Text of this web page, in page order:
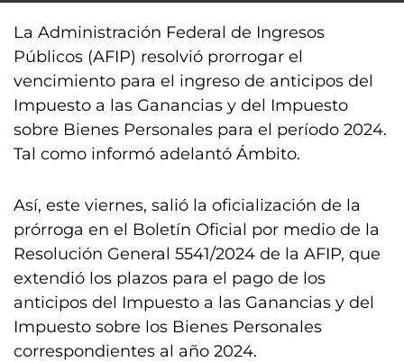
La Administración Federal de Ingresos
Públicos (AFIP) resolvió prorrogar el
vencimiento para el ingreso de anticipos del
Impuesto a las Ganancias y del Impuesto
sobre Bienes Personales para el período 2024.
Tal como informó adelantó Ámbito.
Así, este viernes, salió la oficialización de la
prórroga en el Boletín Oficial por medio de la
Resolución General 5541/2024 de la AFIP, que
extendió los plazos para el pago de los
anticipos del Impuesto a las Ganancias y del
Impuesto sobre los Bienes Personales
correspondientes al año 2024.